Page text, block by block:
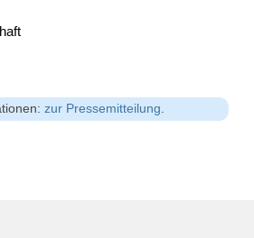
zur Pressemitteilung.